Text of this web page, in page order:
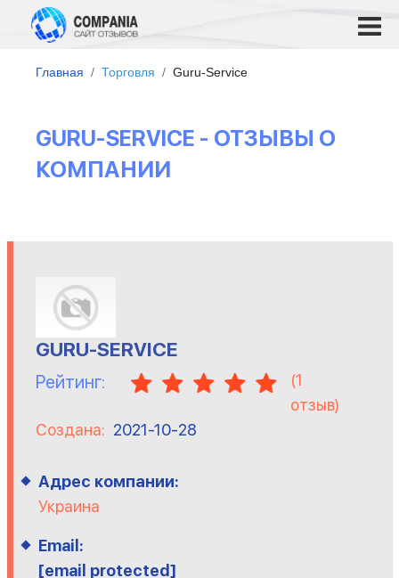
Главная Торговля Guru-Service
GURU-SERVICE - ОТЗЫВЫ О
КОМПАНИИ
GURU-SERVICE
Рейтинг: (1
отзыв)
Создана: 2021-10-28
Адрес компании:
Украина
Email:
[email protected]